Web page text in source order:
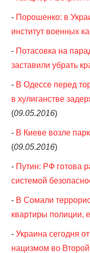
- Порошенко: в
институт военных
- Потасовка на
заставили убрать
- В Одессе перед
в хулиганстве
(09.05.2016)
- В Киеве возле
(09.05.2016)
- Путин: РФ готова
системой
- В Сомали
квартиры полиции,
-Украина сегодня
нацизмом во